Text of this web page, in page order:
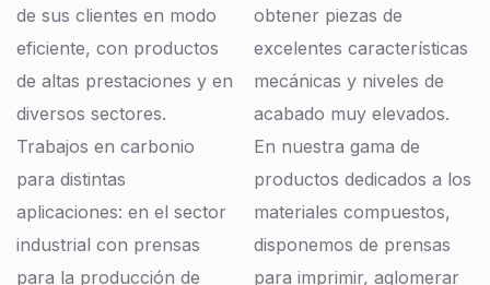
de sus clientes en modo
eficiente, con productos
de altas prestaciones y en
diversos sectores.
Trabajos en carbonio
para distintas
aplicaciones: en el sector
industrial con prensas
para la producción de
obtener piezas de
excelentes características
mecánicas y niveles de
acabado muy elevados.
En nuestra gama de
productos dedicados a los
materiales compuestos,
disponemos de prensas
para imprimir, aglomerar